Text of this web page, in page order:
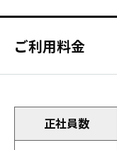
ご利用料金
正社員数